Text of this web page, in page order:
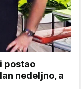
postao
nedeljno, a